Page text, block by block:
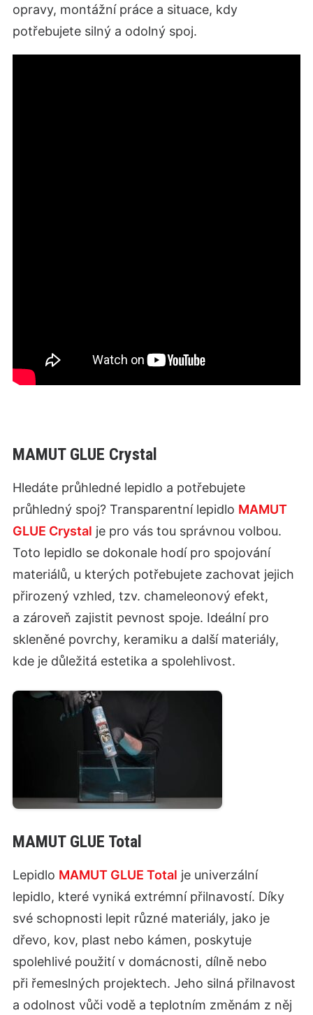
opravy, montážní práce a situace, kdy
potřebujete silný a odolný spoj.
MAMUT GLUE Crystal
Hledáte průhledné lepidlo a potřebujete
průhledný spoj? Transparentní lepidlo MAMUT
GLUE Crystal je pro vás tou správnou volbou.
Toto lepidlo se dokonale hodí pro spojování
materiálů, u kterých potřebujete zachovat jejich
přirozený vzhled, tzv. chameleonový efekt,
a zároveň zajistit pevnost spoje. Ideální pro
skleněné povrchy, keramiku a další materiály,
kde je důležitá estetika a spolehlivost.
MAMUT GLUE Total
Lepidlo MAMUT GLUE Total je univerzální
lepidlo, které vyniká extrémní přilnavostí. Díky
své schopnosti lepit různé materiály, jako je
dřevo, kov, plast nebo kámen, poskytuje
spolehlivé použití v domácnosti, dílně nebo
při řemeslných projektech. Jeho silná přilnavost
a odolnost vůči vodě a teplotním změnám z něj